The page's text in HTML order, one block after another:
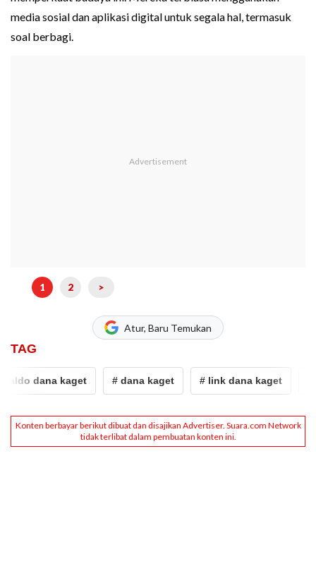
media sosial dan aplikasi digital untuk segala hal, termasuk
soal berbagi.
1 2 >
Atur, Baru Temukan
TAG
dana kaget # dana kaget # link dana kaget